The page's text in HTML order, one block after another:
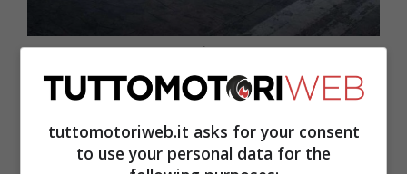
Tesla Model 3 altro incendio (Tesla) – Tuttomotoriweb.it
tuttomotoriweb.it asks for your consent
to use your personal data for the